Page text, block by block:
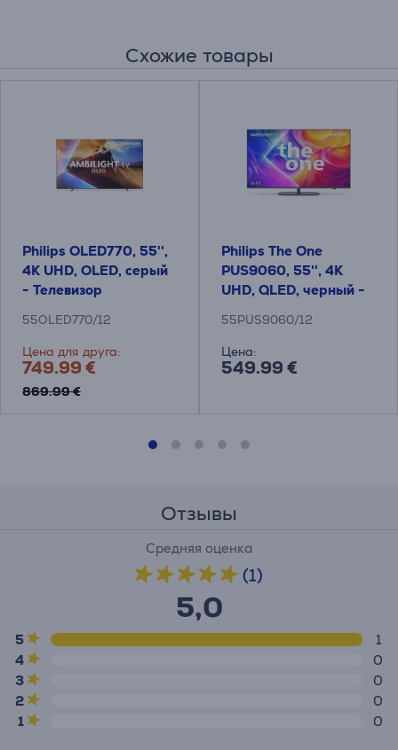
Схожие товары
Philips OLED770, 55'',
4K UHD, OLED, серый
- Телевизор
55OLED770/12
Цена для друга:
749.99 €
869.99 €
Philips The One
PUS9060, 55'', 4K
UHD, QLED, черный -
55PUS9060/12
Цена:
549.99 €
Отзывы
Средняя оценка
(1)
5,0
5
1
4
0
3
0
2
0
1
0